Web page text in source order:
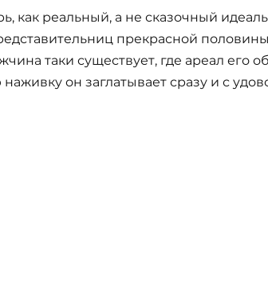
как реальный, а не сказочный
прекрасной половины
таки существует, где ареал его
он заглатывает сразу и с